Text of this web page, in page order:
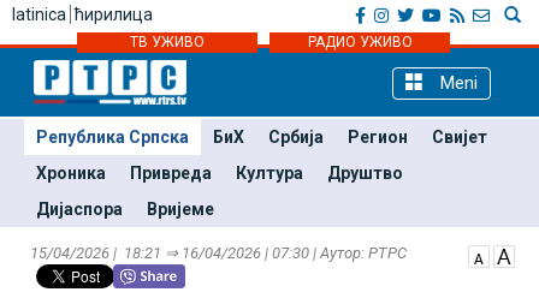
latinica ћирилица
ТВ УЖИВО РАДИО УЖИВО
Meni
Република Српска БиХ Србија Регион
Свијет
Хроника
Привреда Култура
Друштво
Дијаспора
Вријеме
15/04/2026 | 18:21 ⇒ 16/04/2026 | 07:30 | Аутор: РТРС